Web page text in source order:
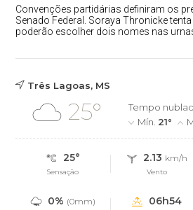
Convenções partidárias definiram os
Senado Federal. Soraya Thronicke
poderão escolher dois nomes nas
Três Lagoas, MS
25°
Tempo
Mín. 21°
25°
Sensação
2.13 km/h
Vento
0% (0mm) 06h54